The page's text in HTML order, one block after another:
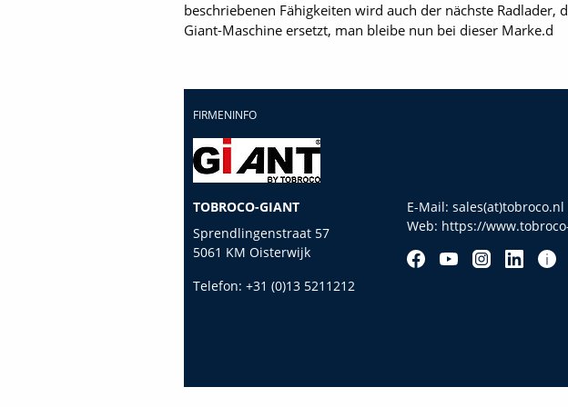
beschriebenen Fähigkeiten wird auch der nächste
Giant-Maschine ersetzt, man bleibe nun bei dieser Marke.d
FIRMENINFO
TOBROCO-GIANT
Sprendlingenstraat 57
5061 KM Oisterwijk
Telefon: +31 (0)13 5211212
E-Mail: sales(at)tobroco.nl
Web: https://